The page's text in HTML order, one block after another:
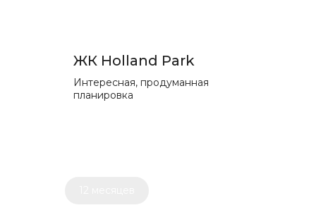
ЖК Holland Park
Интересная, продуманная
планировка